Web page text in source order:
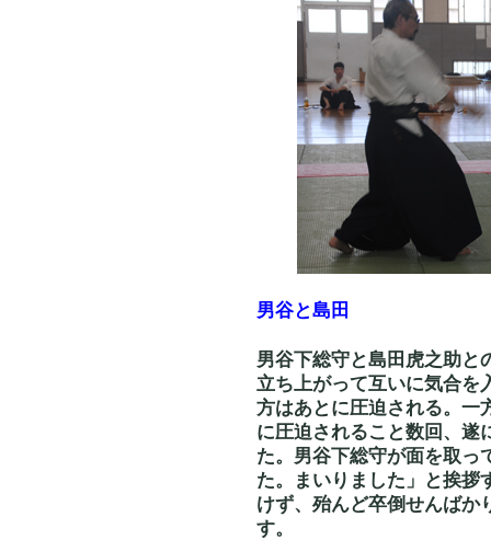
男谷と島田
男谷下総守と島田虎之助と
立ち上がって互いに気合を
方はあとに圧迫される。一
に圧迫されること数回、遂
た。男谷下総守が面を取っ
た。まいりました」と挨拶
けず、殆んど卒倒せんばか
す。